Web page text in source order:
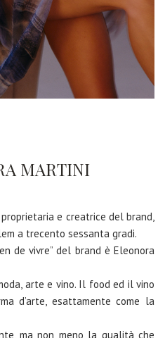
MARTINI
e creatrice del brand,
a trecento sessanta gradi.
de vivre” del brand è Eleonora
arte e vino. Il food ed il vino
d’arte, esattamente come la
ma non meno la qualità che